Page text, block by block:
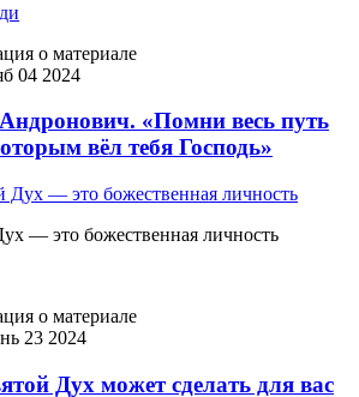
о материале
04 2024
«Помни весь путь
вёл тебя Господь»
— это божественная личность
о материале
23 2024
Дух может сделать для вас